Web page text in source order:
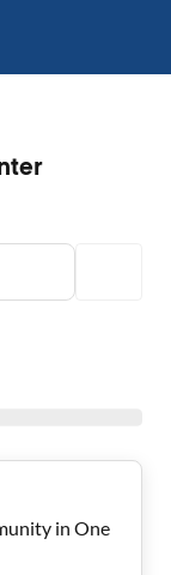
in One